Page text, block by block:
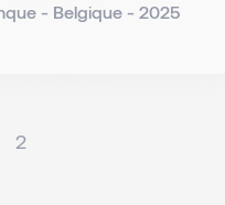
- Belgique - 2025
2